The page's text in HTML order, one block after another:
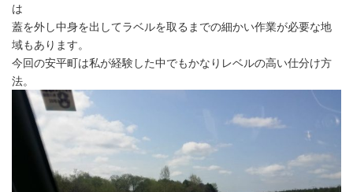
は
蓋を外し中身を出してラベルを取るまでの細かい作業が必要な地
域もあります。
今回の安平町は私が経験した中でもかなりレベルの高い仕分け方
法。